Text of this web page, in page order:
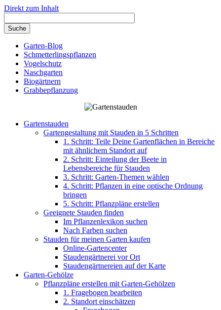
Direkt zum Inhalt
Garten-Blog
Schmetterlingspflanzen
Vogelschutz
Naschgarten
Biogärtnern
Grabbepflanzung
Gartenstauden
Gartengestaltung mit Stauden in 5 Schritten
1. Schritt: Teile Deine Gartenflächen in Bereiche
mit ähnlichem Standort auf
2. Schritt: Einteilung der Beete in
Lebensbereiche für Stauden
3. Schritt: Garten-Themen wählen
4. Schritt: Pflanzen in eine optische Ordnung
bringen
5. Schritt: Pflanzpläne erstellen
Geeignete Stauden finden
Im Pflanzenlexikon suchen
Nach Farben suchen
Stauden für meinen Garten kaufen
Online-Gartencenter
Staudengärtnerei vor Ort
Staudengärtnereien auf der Karte
Garten-Gehölze
Pflanzpläne erstellen mit Garten-Gehölzen
1. Fragebogen bearbeiten
2. Standort einschätzen